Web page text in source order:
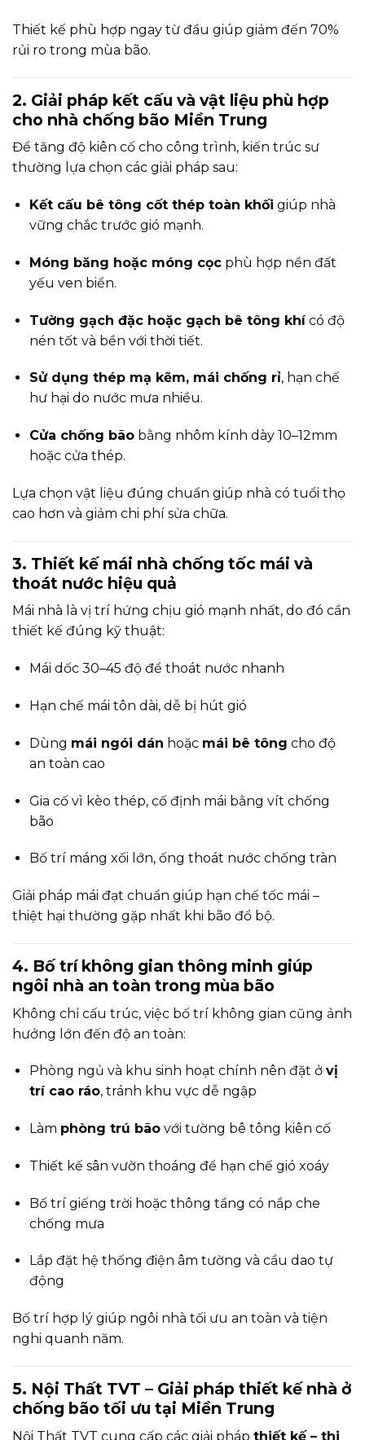
Thiết kế phù hợp ngay từ đầu giúp giảm đến 70%
rủi ro trong mùa bão.
2. Giải pháp kết cấu và vật liệu phù hợp
cho nhà chống bão Miền Trung
Để tăng độ kiên cố cho công trình, kiến trúc sư
thường lựa chọn các giải pháp sau:
Kết cấu bê tông cốt thép toàn khối giúp nhà
vững chắc trước gió mạnh.
Móng băng hoặc móng cọcphù hợp nền đất
yếu ven biển.
Tường gạch đặc hoặc gạch bê tông khícó độ
nén tốt và bền với thời tiết.
Sử dụng thép mạ kẽm, mái chống rỉ, hạn chế
hư hại do nước mưa nhiều.
Cửa chống bãobằng nhôm kính dày 10–12mm
hoặc cửa thép.
Lựa chọn vật liệu đúng chuẩn giúp nhà có tuổi thọ
cao hơn và giảm chi phí sửa chữa.
3. Thiết kế mái nhà chống tốc mái và
thoát nước hiệu quả
Mái nhà là vị trí hứng chịu gió mạnh nhất, do đó cần
thiết kế đúng kỹ thuật:
Mái dốc 30–45 độ để thoát nước nhanh
Hạn chế mái tôn dài, dễ bị hút gió
Dùng mái ngói dán hoặc mái bê tông cho độ
an toàn cao
Gia cố vì kèo thép, cố định mái bằng vít chống
bão
Bố trí máng xối lớn, ống thoát nước chống tràn
Giải pháp mái đạt chuẩn giúp hạn chế tốc mái –
thiệt hại thường gặp nhất khi bão đổ bộ.
4. Bố trí không gian thông minh giúp
ngôi nhà an toàn trong mùa bão
Không chỉ cấu trúc, việc bố trí không gian cũng ảnh
hưởng lớn đến độ an toàn:
Phòng ngủ và khu sinh hoạt chính nên đặt ở vị
trí cao ráo, tránh khu vực dễ ngập
Làm phòng trú bãovới tường bê tông kiên cố
Thiết kế sân vườn thoáng để hạn chế gió xoáy
Bố trí giếng trời hoặc thông tầng có nắp che
chống mưa
Lắp đặt hệ thống điện âm tường và cầu dao tự
động
Bố trí hợp lý giúp ngôi nhà tối ưu an toàn và tiện
nghi quanh năm.
5. Nội Thất TVT – Giải pháp thiết kế nhà ở
chống bão tối ưu tại Miền Trung
Nội Thất TVT cung cấp các giải pháp thiết kế – thi